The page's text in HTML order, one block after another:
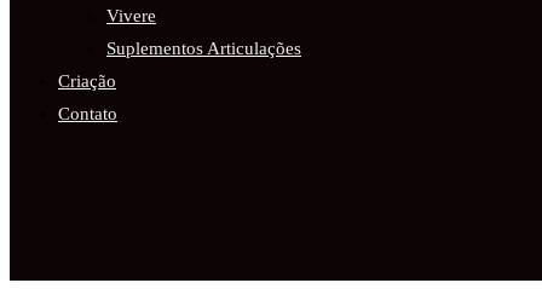
Vivere
Suplementos Articulações
Criação
Contato